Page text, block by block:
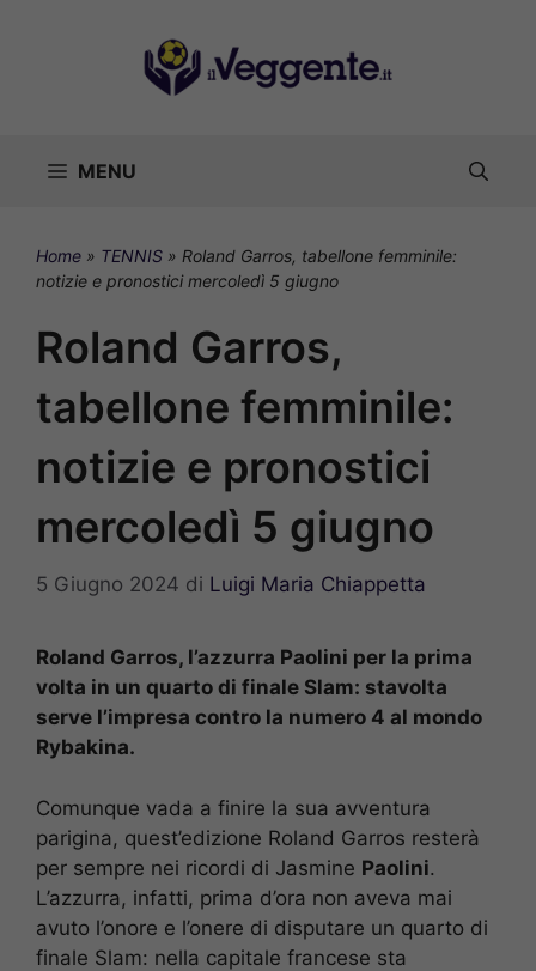
MENU
Home » TENNIS » Roland Garros, tabellone femminile:
notizie e pronostici mercoledì 5 giugno
Roland Garros,
tabellone femminile:
notizie e pronostici
mercoledì 5 giugno
5 Giugno 2024 di Luigi Maria Chiappetta
Roland Garros, l’azzurra Paolini per la prima
volta in un quarto di finale Slam: stavolta
serve l’impresa contro la numero 4 al mondo
Rybakina.
Comunque vada a finire la sua avventura
parigina, quest’edizione Roland Garros resterà
per sempre nei ricordi di Jasmine Paolini.
L’azzurra, infatti, prima d’ora non aveva mai
avuto l’onore e l’onere di disputare un quarto di
finale Slam: nella capitale francese sta